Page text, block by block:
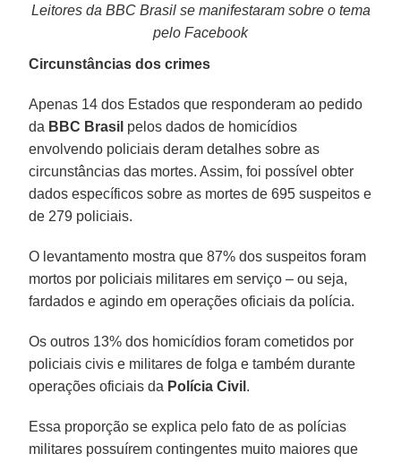
Leitores da BBC Brasil se manifestaram sobre o tema
pelo Facebook
Circunstâncias dos crimes
Apenas 14 dos Estados que responderam ao pedido
da BBC Brasil pelos dados de homicídios
envolvendo policiais deram detalhes sobre as
circunstâncias das mortes. Assim, foi possível obter
dados específicos sobre as mortes de 695 suspeitos e
de 279 policiais.
O levantamento mostra que 87% dos suspeitos foram
mortos por policiais militares em serviço – ou seja,
fardados e agindo em operações oficiais da polícia.
Os outros 13% dos homicídios foram cometidos por
policiais civis e militares de folga e também durante
operações oficiais da Polícia Civil .
Essa proporção se explica pelo fato de as polícias
militares possuírem contingentes muito maiores que